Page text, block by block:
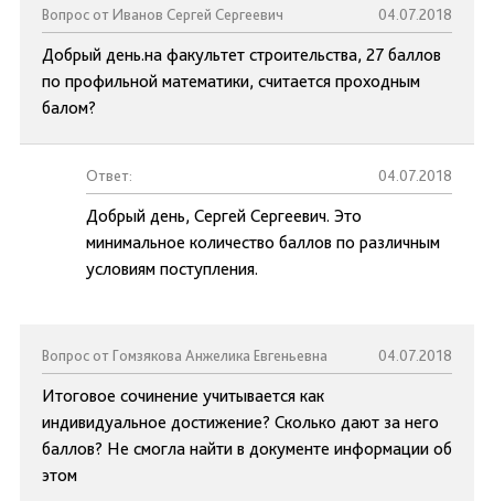
Вопрос от Иванов Сергей Сергеевич 04.07.2018
Добрый день.на факультет строительства, 27 баллов
по профильной математики, считается проходным
балом?
Ответ: 04.07.2018
Добрый день, Сергей Сергеевич. Это
минимальное количество баллов по различным
условиям поступления.
Вопрос от Гомзякова Анжелика Евгеньевна 04.07.2018
Итоговое сочинение учитывается как
индивидуальное достижение? Сколько дают за него
баллов? Не смогла найти в документе информации об
этом